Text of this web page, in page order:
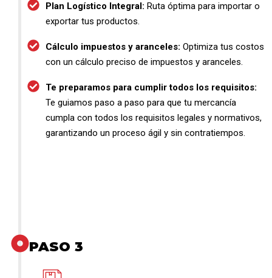
Plan Logístico Integral: Ruta óptima para importar o
exportar tus productos.
Cálculo impuestos y aranceles: Optimiza tus costos
con un cálculo preciso de impuestos y aranceles.
Te preparamos para cumplir todos los requisitos:
Te guiamos paso a paso para que tu mercancía
cumpla con todos los requisitos legales y normativos,
garantizando un proceso ágil y sin contratiempos.
PASO 3